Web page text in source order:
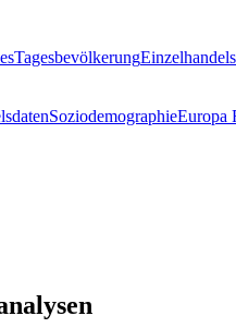
Tagesbevölkerung
SoziodemographieEuropa